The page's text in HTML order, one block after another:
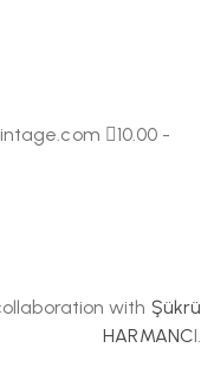
10.00 -
with Şükrü
HARMANCI.